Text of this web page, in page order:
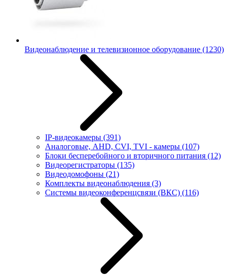
Видеонаблюдение и телевизионное оборудование (1230)
IP-видеокамеры (391)
Аналоговые, AHD, CVI, TVI - камеры (107)
Блоки бесперебойного и вторичного питания (12)
Видеорегистраторы (135)
Видеодомофоны (21)
Комплекты видеонаблюдения (3)
Системы видеоконференцсвязи (ВКС) (116)